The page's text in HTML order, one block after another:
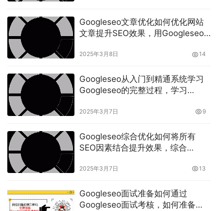
Googleseo文章优化如何优化网站
文章提升SEO效果，用Googleseo
2025年3月8日 14
Googleseo从入门到精通系统学习
Googleseo的完整过程，学习
2025年3月7日 9
Googleseo综合优化如何将所有
SEO因素结合提升效果，综合
2025年3月7日 13
Googleseo面试准备如何通过
Googleseo面试考核，如何准备